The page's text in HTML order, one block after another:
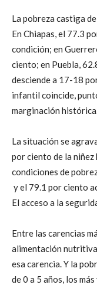
La pobreza castiga
En Chiapas, el 77.3
condición; en
ciento; en Puebla,
desciende a 17-18
infantil coincide,
marginación
La situación se
por ciento de la
condiciones de
y el 79.1 por ciento
El acceso a la
Entre las carencias
alimentación
esa carencia. Y la
de 0 a 5 años, los